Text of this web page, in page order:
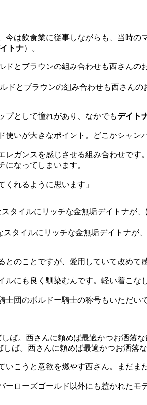
は飲食業に従事しながらも、当時
トナ）。
とブラウンの組み合わせも西さん
プとして憧れがあり、なかでもデイト
いが大きなポイント。どこかシャン
ガンスを感じさせる組み合わせで
なってしまいます。
れるように思います」
タイルにリッチな金無垢デイトナが
とのことですが、愛用していて改めて
にも良く馴染むんです。軽い着こな
団のボルドー騎士の称号もいただ
ば。西さんに頼めば最適かつお洒落
こうと意欲を燃やす西さん。まだま
ーローズゴールド以外にも惹かれたモ